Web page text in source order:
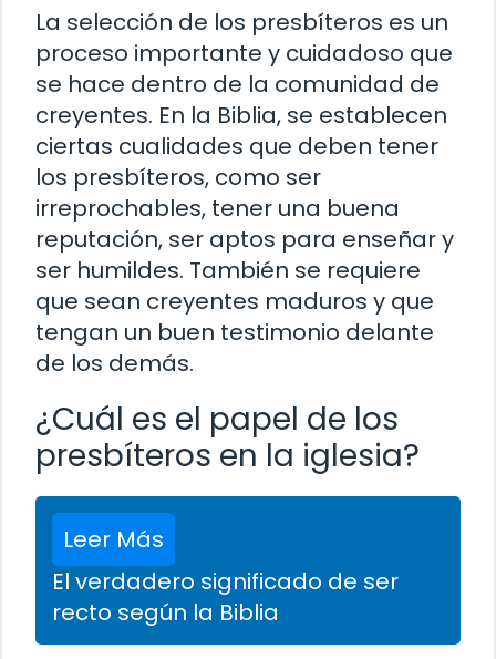
La selección de los presbíteros es un
proceso importante y cuidadoso que
se hace dentro de la comunidad de
creyentes. En la Biblia, se establecen
ciertas cualidades que deben tener
los presbíteros, como ser
irreprochables, tener una buena
reputación, ser aptos para enseñar y
ser humildes. También se requiere
que sean creyentes maduros y que
tengan un buen testimonio delante
de los demás.
¿Cuál es el papel de los
presbíteros en la iglesia?
Leer Más
El verdadero significado de ser
recto según la Biblia